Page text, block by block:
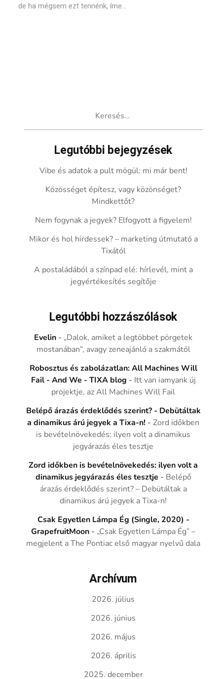
de ha mégsem ezt tennénk, íme...
Legutóbbi bejegyzések
Vibe és adatok a pult mögül: mi már bent!
Közösséget építesz, vagy közönséget?
Mindkettőt?
Nem fogynak a jegyek? Elfogyott a figyelem!
Mikor és hol hirdessek? – marketing útmutató a
Tixától
A postaládából a színpad elé: hírlevél, mint a
jegyértékesítés segítője
Legutóbbi hozzászólások
Evelin - „Dalok, amiket a legtöbbet pörgetek
mostanában”, avagy zeneajánló a szakmától
Robosztus és zabolázatlan: All Machines Will
Fail - And We - TIXA blog - Itt van iamyank új
projektje, az All Machines Will Fail
Belépő árazás érdeklődés szerint? - Debütáltak
a dinamikus árú jegyek a Tixa-n! -Zord időkben
is bevételnövekedés: ilyen volt a dinamikus
jegyárazás éles tesztje
Zord időkben is bevételnövekedés: ilyen volt a
dinamikus jegyárazás éles tesztje - Belépő
árazás érdeklődés szerint? – Debütáltak a
dinamikus árú jegyek a Tixa-n!
Csak Egyetlen Lámpa Ég (Single, 2020) -
GrapefruitMoon - „Csak Egyetlen Lámpa Ég” –
megjelent a The Pontiac első magyar nyelvű dala
Archívum
2026. július
2026. június
2026. május
2026. április
2025. december